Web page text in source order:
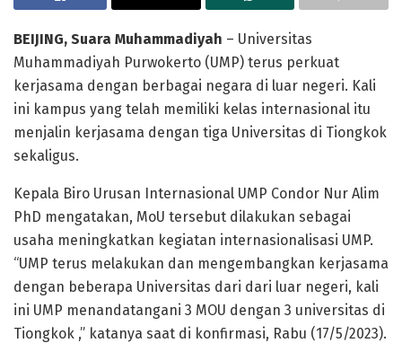
BEIJING, Suara Muhammadiyah – Universitas
Muhammadiyah Purwokerto (UMP) terus perkuat
kerjasama dengan berbagai negara di luar negeri. Kali
ini kampus yang telah memiliki kelas internasional itu
menjalin kerjasama dengan tiga Universitas di Tiongkok
sekaligus.
Kepala Biro Urusan Internasional UMP Condor Nur Alim
PhD mengatakan, MoU tersebut dilakukan sebagai
usaha meningkatkan kegiatan internasionalisasi UMP.
“UMP terus melakukan dan mengembangkan kerjasama
dengan beberapa Universitas dari dari luar negeri, kali
ini UMP menandatangani 3 MOU dengan 3 universitas di
Tiongkok ,” katanya saat di konfirmasi, Rabu (17/5/2023).